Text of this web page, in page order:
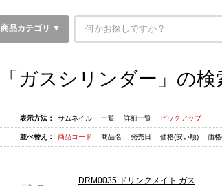
商品カテゴリ ▼
「ガスシリンダー」の検
表示方法： サムネイル 一覧 詳細一覧 ピックアップ
並べ替え： 商品コード 商品名 発売日 価格(安い順) 価
DRM0035 ドリンクメイト ガス